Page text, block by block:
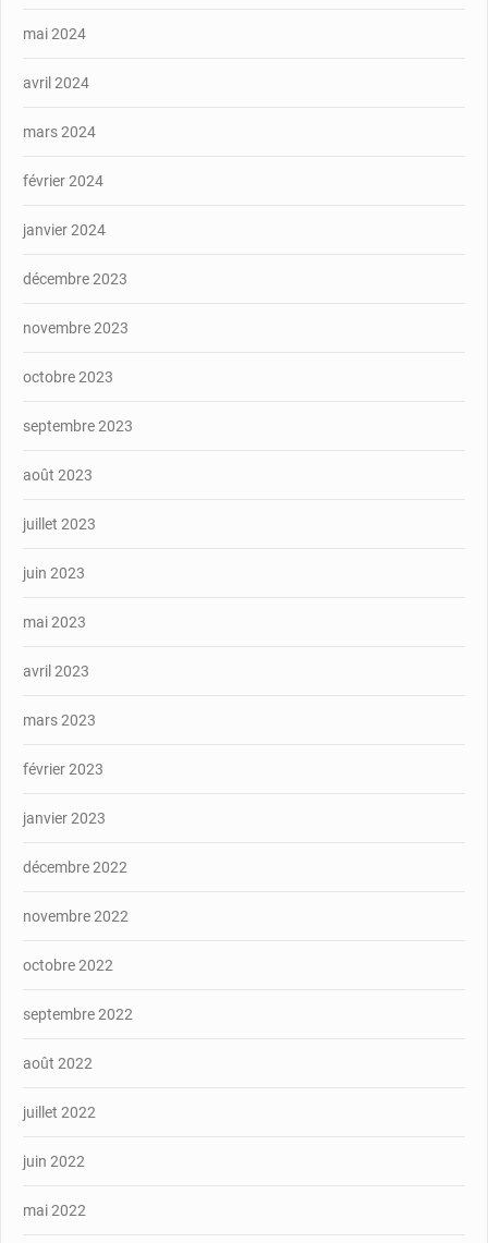
mai 2024
avril 2024
mars 2024
février 2024
janvier 2024
décembre 2023
novembre 2023
octobre 2023
septembre 2023
août 2023
juillet 2023
juin 2023
mai 2023
avril 2023
mars 2023
février 2023
janvier 2023
décembre 2022
novembre 2022
octobre 2022
septembre 2022
août 2022
juillet 2022
juin 2022
mai 2022